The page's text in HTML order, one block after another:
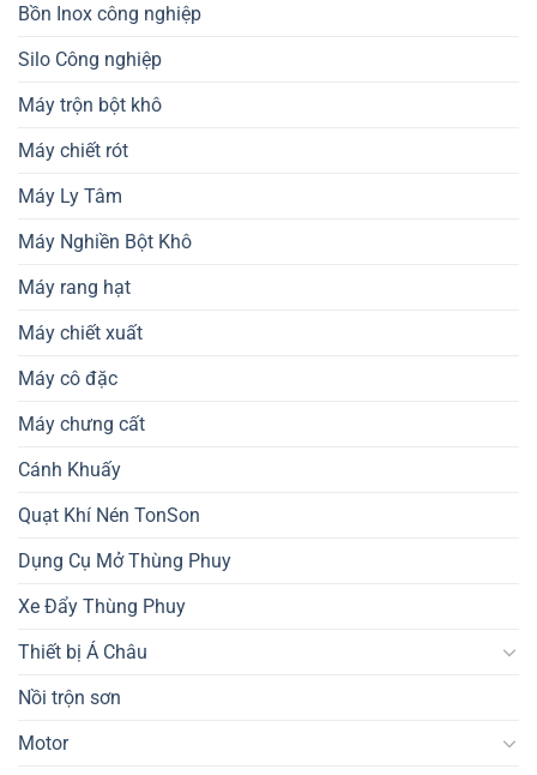
Bồn Inox công nghiệp
Silo Công nghiệp
Máy trộn bột khô
Máy chiết rót
Máy Ly Tâm
Máy Nghiền Bột Khô
Máy rang hạt
Máy chiết xuất
Máy cô đặc
Máy chưng cất
Cánh Khuấy
Quạt Khí Nén TonSon
Dụng Cụ Mở Thùng Phuy
Xe Đẩy Thùng Phuy
Thiết bị Á Châu
Nồi trộn sơn
Motor